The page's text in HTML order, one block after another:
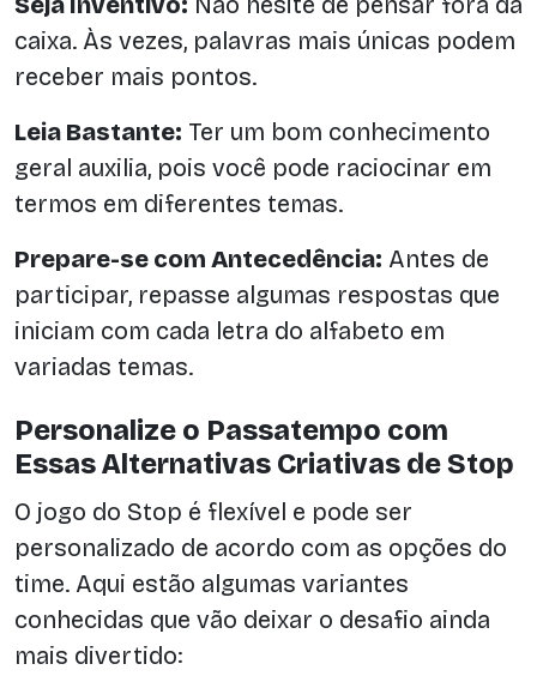
caixa. Às vezes, palavras mais únicas podem
receber mais pontos.
Leia Bastante: Ter um bom conhecimento
geral auxilia, pois você pode raciocinar em
termos em diferentes temas.
Prepare-se com Antecedência: Antes de
participar, repasse algumas respostas que
iniciam com cada letra do alfabeto em
variadas temas.
Personalize o Passatempo com
Essas Alternativas Criativas de Stop
O jogo do Stop é flexível e pode ser
personalizado de acordo com as opções do
time. Aqui estão algumas variantes
conhecidas que vão deixar o desafio ainda
mais divertido: